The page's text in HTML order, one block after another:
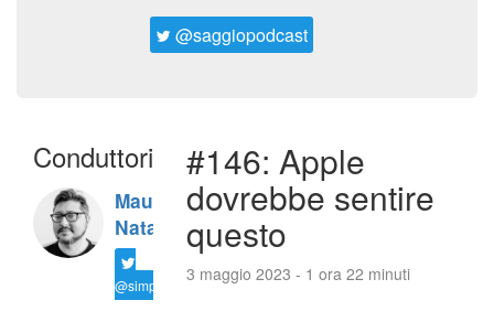
@saggiopodcast
Conduttori
Maurizio
Natali
@simplemal
#146: Apple
dovrebbe sentire
questo
3 maggio 2023 - 1 ora 22 minuti